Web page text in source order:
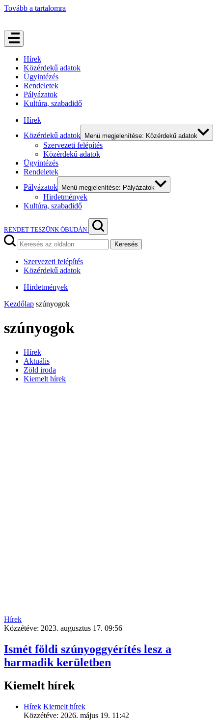
Tovább a tartalomra
Hírek
Közérdekű adatok
Ügyintézés
Rendeletek
Pályázatok
Kultúra, szabadidő
Hírek
Közérdekű adatok
Menü megjelenítése: Közérdekű adatok
Szervezeti felépítés
Közérdekű adatok
Ügyintézés
Rendeletek
Pályázatok
Menü megjelenítése: Pályázatok
Hirdetmények
Kultúra, szabadidő
RENDET TESZÜNK ÓBUDÁN
Keresés
Szervezeti felépítés
Közérdekű adatok
Hirdetmények
Kezdőlap szúnyogok
szúnyogok
Hírek
Aktuális
Zöld iroda
Kiemelt hírek
Hírek
Közzétéve: 2023. augusztus 17. 09:56
Ismét földi szúnyoggyérítés lesz a
harmadik kerületben
Kiemelt hírek
Hírek Kiemelt hírek
Közzétéve: 2026. május 19. 11:42